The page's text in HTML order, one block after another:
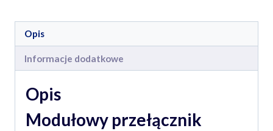
dołu
1P
16A
230VAC
SFB
116
Opis
Informacje dodatkowe
Opis
Modułowy przełącznik